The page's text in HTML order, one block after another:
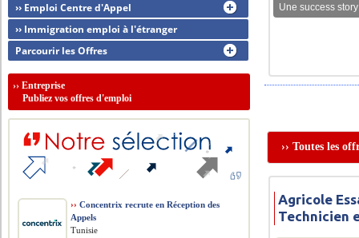
Une success
›› Toutes les
Agricole
Technicien
›› Emploi Centre d'Appel
›› Immigration emploi à l'étranger
Parcourir les Offres
››Entreprise
Publiez vos offres d'emploi
›› Concentrix recrute en Réception des
Appels
Tunisie